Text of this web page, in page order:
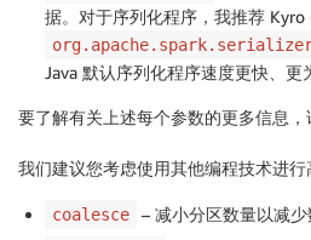
据。对于序列化程序，我推荐 Kyro
Java 默认序列化程序速度更快、更
要了解有关上述每个参数的更多信息，
我们建议您考虑使用其他编程技术进行
coalesce – 减小分区数量以减少